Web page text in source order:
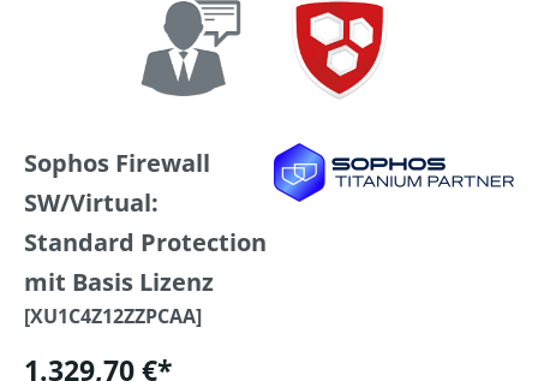
Sophos Firewall
SW/Virtual:
Standard Protection
mit Basis Lizenz
[XU1C4Z12ZZPCAA]
1.329,70 €*